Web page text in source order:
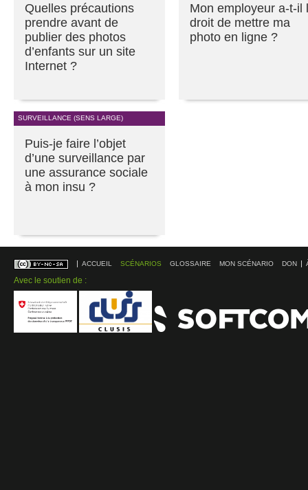
Quelles précautions
prendre avant de
publier des photos
d’enfants sur un site
Internet ?
Mon employeur a-t-il
droit de mettre ma
photo en ligne ?
SURVEILLANCE (SENS LARGE)
Puis-je faire l’objet
d’une surveillance par
une assurance sociale
à mon insu ?
ACCUEIL SCÉNARIOS GLOSSAIRE MON SCÉNARIO DON
Avec le soutien de :